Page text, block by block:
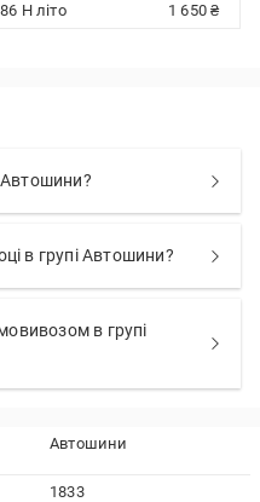
H літо
1 650 ₴
Автошини?
в групі Автошини?
в групі
Автошини
1833